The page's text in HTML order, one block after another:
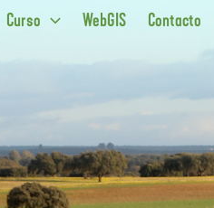
Curso WebGIS Contacto